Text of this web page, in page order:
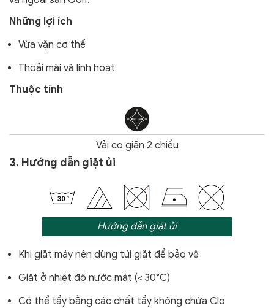
Những lợi ích
Vừa vặn cơ thể
Thoải mãi và linh hoạt
Thuộc tính
Vải co giãn 2 chiều
3. Hướng dẫn giặt ủi
Hướng dẫn giặt ủi
Khi giặt máy nên dùng túi giặt để bảo vệ
Giặt ở nhiệt độ nước mát (< 30°C)
Có thể tẩy bằng các chất tẩy không chứa Clo